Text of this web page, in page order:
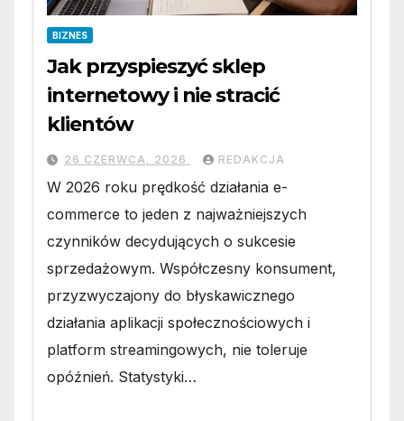
BIZNES
Jak przyspieszyć sklep
internetowy i nie stracić
klientów
26 CZERWCA, 2026 REDAKCJA
W 2026 roku prędkość działania e-
commerce to jeden z najważniejszych
czynników decydujących o sukcesie
sprzedażowym. Współczesny konsument,
przyzwyczajony do błyskawicznego
działania aplikacji społecznościowych i
platform streamingowych, nie toleruje
opóźnień. Statystyki…